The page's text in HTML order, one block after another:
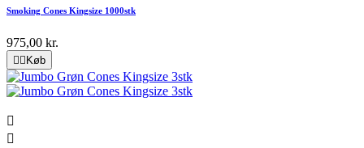
Smoking Cones Kingsize 1000stk
975,00 kr.
  Køb

